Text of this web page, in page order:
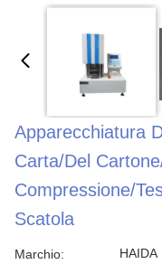
Apparecchiatura
Carta/del
Compressione/
Scatola
Marchio: HAIDA